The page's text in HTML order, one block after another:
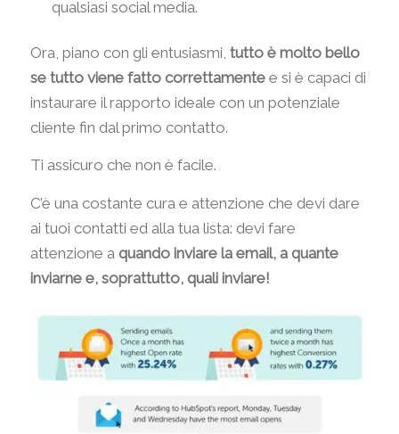
qualsiasi social media.
Ora, piano con gli entusiasmi, tutto è molto bello
se tutto viene fatto correttamentee si è capaci di
instaurare il rapporto ideale con un potenziale
cliente fin dal primo contatto.
Ti assicuro che non è facile.
C’è una costante cura e attenzione che devi dare
ai tuoi contatti ed alla tua lista: devi fare
attenzione a quando inviare la email, a quante
inviarne e, soprattutto, quali inviare!